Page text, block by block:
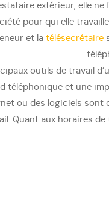
extérieur, elle
pour qui elle
et la télésecrétaire
outils de travail
téléphonique et une
ou des logiciels sont
Quant aux horaires